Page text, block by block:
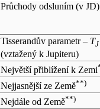
Průchody odsluním (v JD)
Tisserandův parametr – TJ
(vztažený k Jupiteru)
Největší přiblížení k Zemi
Nejjasnější ze Země**)
Nejdále od Země**)